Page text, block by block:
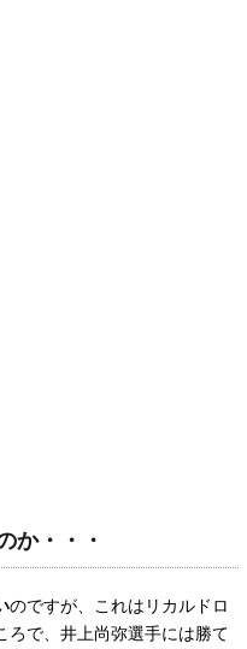
か・・・
のですが、これはリカルドロ
ろで、井上尚弥選手には勝て